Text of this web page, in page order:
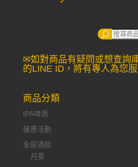
✉如對商品有疑問或想查詢
的LINE ID，將有專人為您
商品分類
IPA啤酒
優惠活動
全部酒款
丹麥